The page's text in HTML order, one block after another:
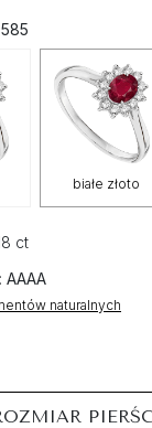
białe złoto
ct
AAAA
naturalnych